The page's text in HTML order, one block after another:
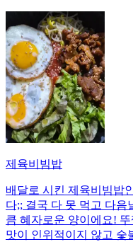
제육비빔밥
배달로 시킨 제육비빔밥
다;; 결국 다 못 먹고 다
큼 혜자로운 양이에요!
맛이 인위적이지 않고 숯